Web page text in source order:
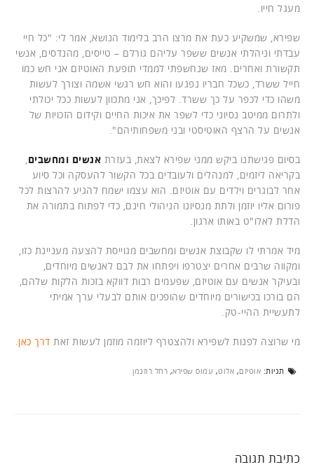
מעגל חייו.
שפירא, שמשקיע כעת את מרצו הרב בלימוד הנושא, אמר לי: "כל חיי
עבדתי וניהלתי אנשים ששפר עליהם גורלם – טייסים, מהנדסים, אנשי
תקשורת ואחרים. מאז שנחשפתי לממדי תופעת האוטיזם אני חש כמו
חייל ששרד, כשכל חבריו נפגעו והוא חש רגשי אשמה וצורך לעשות
משהו כדי לכפר על כך ששרד. לפיכך, אני מתכוון לעשות ככל יכולתי
ולתרום ממיטב נסיוני כדי לשפר את איכות החיים וקידום הזכויות של
אנשים על הרצף האוטיסטי ובני משפחותיהם".
בסיום פגישתנו ביקש ממני שפירא לצאת, בעזרת אנשים ומחשבים,
בקריאה ליזמים, למנהלים ולעובדים בכל הקשור להעסקה וכל סיוע
אחר לבוגרים וילדים עם אוטיזם. הוא עצמו ישמח להגיע להרצות לכל
פורום אליו יוזמן ולתת מנסיונו הניהולי חינם, כדי לפתוח בתמורה את
הדלת לאלו"ט באותו ארגון.
מיד אמרתי לו שקבוצת אנשים ומחשבים מגוייסת להצעה מעניינת כזו,
ומקווה שרבים אחרים יצטרפו ויפתחו את לבם לאנשים מיוחדים,
ובעיקר אנשים עם אוטיזם, שפעמים רבות דווקא בזכות הלקות שלהם,
הם בורכו בכישורים מיוחדים שהופכים אותם לבעלי ערך אמיתי
לתעשיית ההיי-טק.
מי שרוצה לפנות לשפירא ולהצטרף ליוזמה מוזמן לעשות זאת דרך כאן.
תגיות: אוטיזם, אלוט, עמוס שפירא, רחל רוזנמן
כתיבת תגובה